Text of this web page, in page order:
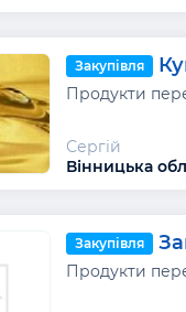
Закупівля
Продукти
Сергій
Вінницька
Закупівля
Продукти